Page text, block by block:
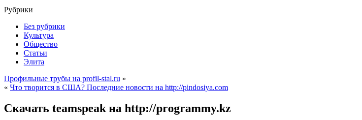
Рубрики
Без рубрики
Культура
Общество
Статьи
Элита
Профильные трубы на profil-stal.ru »
« Что творится в США? Последние новости на http://pindosiya.com
Скачать teamspeak на http://programmy.kz